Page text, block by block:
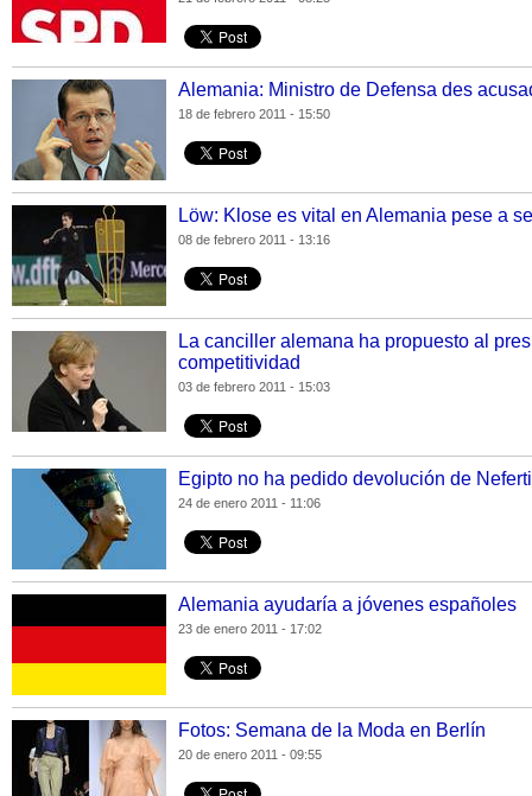
Alemania: Ministro de Defensa des
18 de febrero 2011 - 15:50
Löw: Klose es vital en Alemania pese a
08 de febrero 2011 - 13:16
La canciller alemana ha propuesto al
competitividad
03 de febrero 2011 - 15:03
Egipto no ha pedido devolución de
24 de enero 2011 - 11:06
Alemania ayudaría a jóvenes españoles
23 de enero 2011 - 17:02
Fotos: Semana de la Moda en Berlín
20 de enero 2011 - 09:55